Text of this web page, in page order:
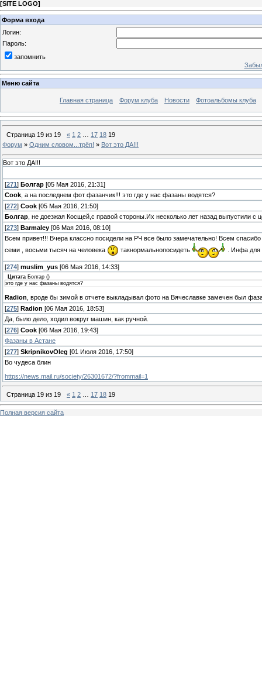
[SITE LOGO]
Форма входа
Логин:
Пароль:
запомнить
Меню сайта
Главная страница Форум клуба Новости Фотоальбомы клуба
Страница 19 из 19 « 1 2 17 18 19
Форум » Одним словом...трёп! » Вот это ДА!!!
Вот это ДА!!!
[271 ] Болгар [05 Мая 2016, 21:31]
Cook , а на последнем фот фазанчик!!! это где у нас фазаны водятся?
[272] Cook [05 Мая 2016, 21:50]
Болгар , не доезжая Косщей,с правой стороны.Их несколько лет назад выпустили
[273] Barmaley [06 Мая 2016, 08:10]
Всем привет!!! Вчера классно посидели на РЧ все было замечательно! Всем
семи , восьми тысяч на человека
такнормальнопосидеть . Инфа для
[274] muslim_yus [06 Мая 2016, 14:33]
Цитата Болгар ()
это где у нас фазаны водятся?
Radion , вроде бы зимой в отчете выкладывал фото на Вячеславке замечен был
[275] Radion [06 Мая 2016, 18:53]
Да, было дело, ходил вокруг машин, как ручной.
[276] Cook [06 Мая 2016, 19:43]
Фазаны в Астане
[277] SkripnikovOleg [01 Июля 2016, 17:50]
Во чудеса блин
https://news.mail.ru/society/26301672/?frommail=1
Страница 19 из 19 « 1 2 17 18 19
Полная версия сайта